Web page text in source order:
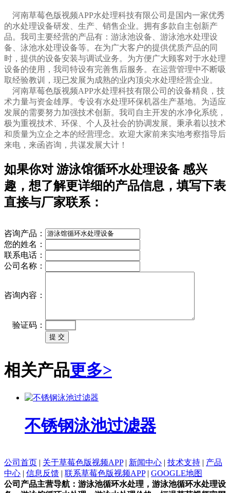
河南草莓色版视频APP水处理科技有限公司是国内一家优秀
的水处理设备研发、生产、销售企业。拥有多款自主创新产
品。我司主要经营的产品有：游泳池设备 、游泳池水处理设
备 、泳池水处理设备等。在为广大客户的提供优质产品的同
时，提供的设备安装与调试业务。为方便广大顾客对于水处理
设备的使用，我司特设有完善售后服务。在运营管理中不断吸
取经验教训，现已发展为成熟的业内顶尖水处理经营企业。
河南草莓色版视频APP水处理科技有限公司的设备精良，技
术力量与资金雄厚。专设有水处理环保机器生产基地。为适应
发展的需要努力加强技术创新。我司自主开发的水净化系统，
极为重视技术、环保、个人及社会的协调发展。秉承着以技术
和质量为立企之本的经营理念。欢迎大家前来实地考察指导后
来电，来函咨询，共谋发展大计！
如果你对 游泳馆循环水处理设备感兴
趣，想了解更详细的产品信息，填写下表
直接与厂家联系：
咨询产品：
您的姓名：
联系电话：
公司名称：
咨询内容：
验证码：
相关产品更多>
不锈钢泳池过滤器
公司首页 | 关于草莓色版视频APP| 新闻中心 | 技术支持 | 产品
中心 | 信息反馈 | 联系草莓色版视频APP| GOOGLE地图
公司产品主营导航：游泳池循环水处理，游泳池循环水处理设